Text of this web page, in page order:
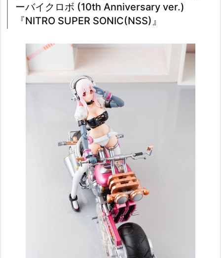
ーバイクロボ (10th Anniversary ver.)
『NITRO SUPER SONIC(NSS)』